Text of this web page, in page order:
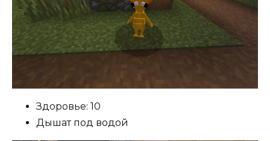
Здоровье: 10
Дышат под водой